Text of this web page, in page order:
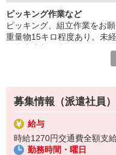
『テクノ・サービス』は、
プです。
全国にあるお仕事の中か
じたお仕事をご案内します
安全管理体制も万全です
登録方法は、【オンライ
選べます♪
★★履歴書・証明写真は不
また、ご登録済の方はお仕
ご応募お待ちしています。
ピッキング作業など
ピッキング、組立作業をお
重量物15キロ程度あり。未
業務の半分は人気の座り作
募集情報（派遣社員）
給与
時給1270円交通費全額支給
勤務時間・曜日